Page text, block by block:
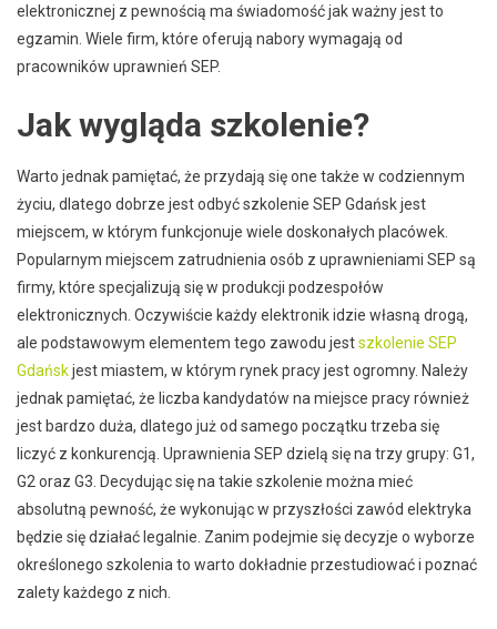
elektronicznej z pewnością ma świadomość jak ważny jest to
egzamin. Wiele firm, które oferują nabory wymagają od
pracowników uprawnień SEP.
Jak wygląda szkolenie?
Warto jednak pamiętać, że przydają się one także w codziennym
życiu, dlatego dobrze jest odbyć szkolenie SEP Gdańsk jest
miejscem, w którym funkcjonuje wiele doskonałych placówek.
Popularnym miejscem zatrudnienia osób z uprawnieniami SEP są
firmy, które specjalizują się w produkcji podzespołów
elektronicznych. Oczywiście każdy elektronik idzie własną drogą,
ale podstawowym elementem tego zawodu jestszkolenie SEP
Gdańskjest miastem, w którym rynek pracy jest ogromny. Należy
jednak pamiętać, że liczba kandydatów na miejsce pracy również
jest bardzo duża, dlatego już od samego początku trzeba się
liczyć z konkurencją. Uprawnienia SEP dzielą się na trzy grupy: G1,
G2 oraz G3. Decydując się na takie szkolenie można mieć
absolutną pewność, że wykonując w przyszłości zawód elektryka
będzie się działać legalnie. Zanim podejmie się decyzje o wyborze
określonego szkolenia to warto dokładnie przestudiować i poznać
zalety każdego z nich.